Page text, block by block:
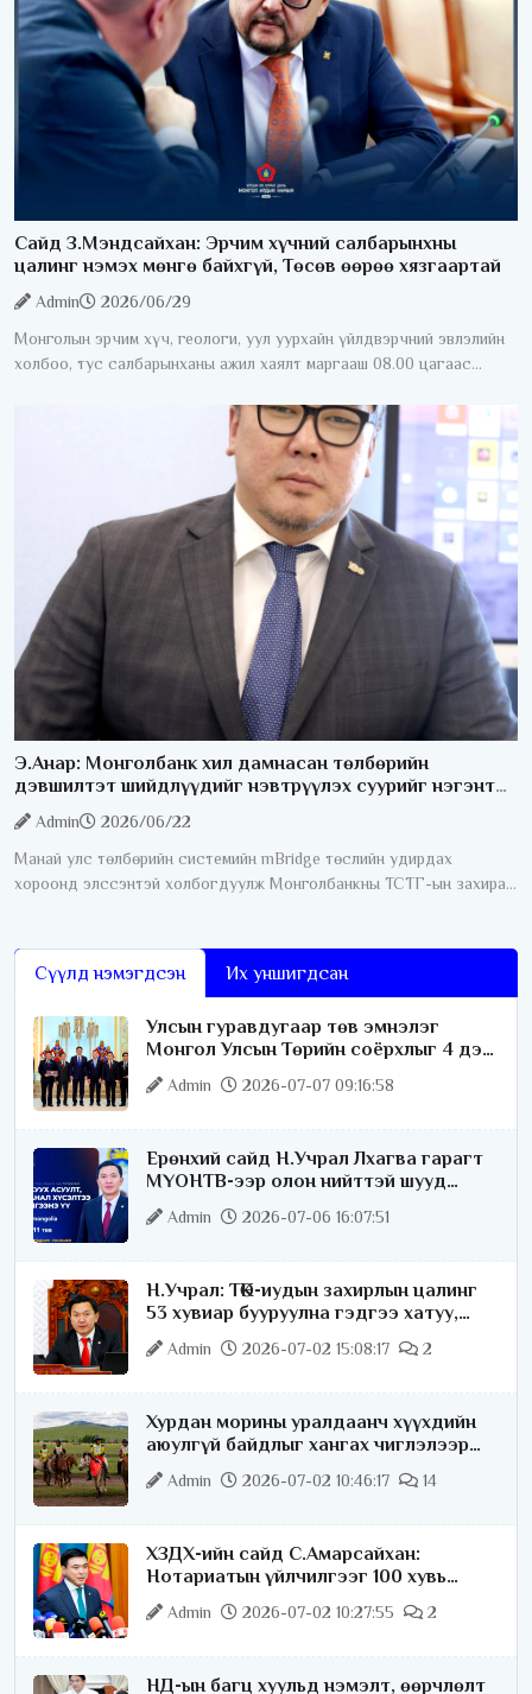
Сайд З.Мэндсайхан: Эрчим хүчний салбарынхны
цалинг нэмэх мөнгө байхгүй, Төсөв өөрөө хязгаартай
Admin
2026/06/29
Монголын эрчим хүч, геологи, уул уурхайн үйлдвэрчний эвлэлийн
холбоо, тус салбарынханы ажил хаялт маргааш 08.00 цагаас
Э.Анар: Монголбанк хил дамнасан төлбөрийн
дэвшилтэт шийдлүүдийг нэвтрүүлэх суурийг нэгэнт
бүрдүүлсэн
Admin
2026/06/22
Манай улс төлбөрийн системийн mBridge төслийн удирдах
хороонд элссэнтэй холбогдуулж Монголбанкны ТСТГ-ын захирал
Сүүлд нэмэгдсэн Их уншигдсан
Улсын гуравдугаар төв эмнэлэг
Монгол Улсын Төрийн соёрхлыг 4 дэх
удаагаа хүртлээ
Admin 2026-07-07 09:16:58
Ерөнхий сайд Н.Учрал Лхагва гарагт
МҮОНТВ-ээр олон нийттэй шууд
ярилцана
Admin 2026-07-06 16:07:51
Н.Учрал: ТӨК-иудын захирлын цалинг
53 хувиар бууруулна гэдгээ хатуу,
хариуцлагатайгаар хэлье
Admin 2026-07-02 15:08:17 2
Хурдан морины уралдаанч хүүхдийн
аюулгүй байдлыг хангах чиглэлээр
ажиллаж байна
Admin 2026-07-02 10:46:17 14
ХЗДХ-ийн сайд С.Амарсайхан:
Нотариатын үйлчилгээг 100 хувь
цахимжуулна
Admin 2026-07-02 10:27:55 2
НД-ын багц хуульд нэмэлт, өөрчлөлт